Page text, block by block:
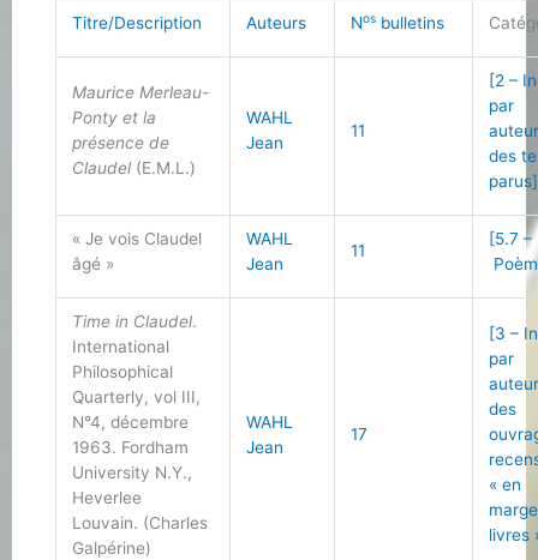
Titre/Description Auteurs Nos bulletins
Maurice Merleau-
Ponty et la
présence de
Claudel (E.M.L.)
WAHL
Jean
11
[2 –
par
des
parus]
« Je vois Claudel
âgé »
WAHL
Jean
11
[5.7 –
Time in Claudel.
International
Philosophical
Quarterly, vol III,
N°4, décembre
1963. Fordham
University N.Y.,
Heverlee
Louvain. (Charles
Galpérine)
WAHL
Jean
17
[3 –
par
des
« en
livres